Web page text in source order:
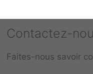
Contactez-
Faites-nous savoir